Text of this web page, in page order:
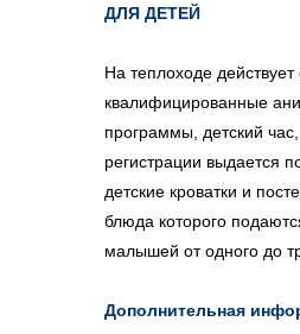
ДЛЯ ДЕТЕЙ
На теплоходе
квалифицированные
программы, детский
регистрации выдается
детские кроватки и
блюда которого
малышей от одного до
Дополнительная